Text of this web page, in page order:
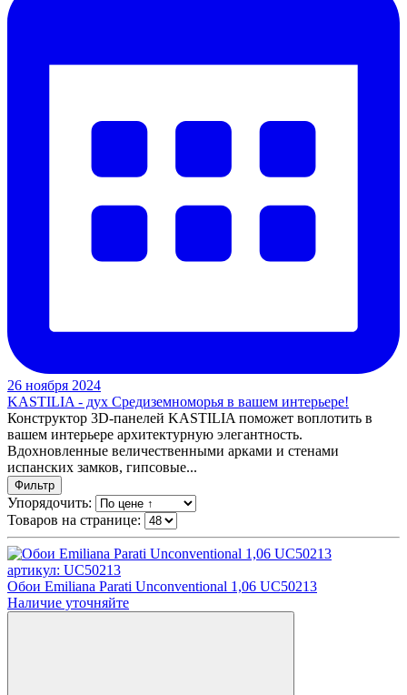
26 ноября 2024
KASTILIA - дух Средиземноморья в вашем интерьере!
Конструктор 3D-панелей KASTILIA поможет воплотить в
вашем интерьере архитектурную элегантность.
Вдохновленные величественными арками и стенами
испанских замков, гипсовые...
Фильтр
Упорядочить:
Товаров на странице:
артикул: UC50213
Обои Emiliana Parati Unconventional 1,06 UC50213
Наличие уточняйте